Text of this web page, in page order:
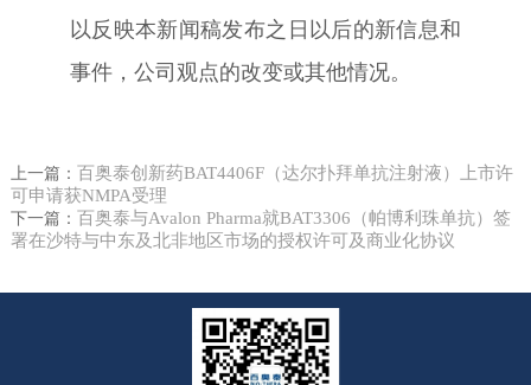
以反映本新闻稿发布之日以后的新信息和
事件，公司观点的改变或其他情况。
上一篇： 百奥泰创新药BAT4406F（达尔扑拜单抗注射液）上市许
可申请获NMPA受理
下一篇： 百奥泰与Avalon Pharma就BAT3306（帕博利珠单抗）签
署在沙特与中东及北非地区市场的授权许可及商业化协议